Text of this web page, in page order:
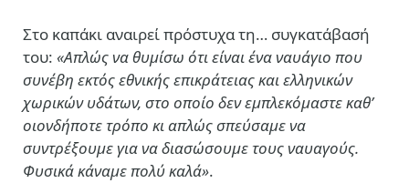
Στο καπάκι αναιρεί πρόστυχα τη… συγκατάβασή
του: «Απλώς να θυμίσω ότι είναι ένα ναυάγιο που
συνέβη εκτός εθνικής επικράτειας και ελληνικών
χωρικών υδάτων, στο οποίο δεν εμπλεκόμαστε καθ’
οιονδήποτε τρόπο κι απλώς σπεύσαμε να
συντρέξουμε για να διασώσουμε τους ναυαγούς.
Φυσικά κάναμε πολύ καλά».